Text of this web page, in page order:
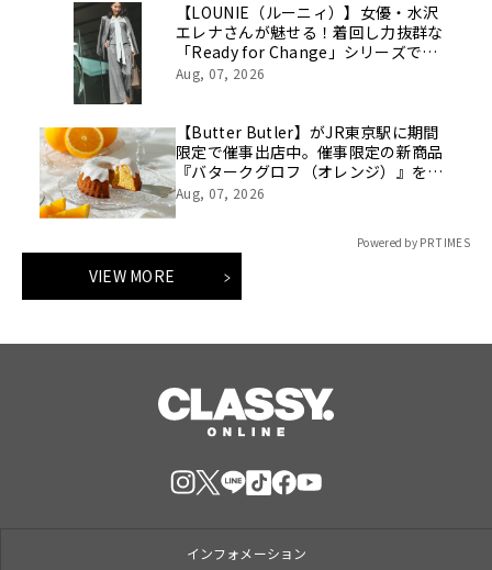
【LOUNIE（ルーニィ）】女優・水沢
エレナさんが魅せる！着回し力抜群な
「Ready for Change」シリーズでつ
くる「10daysスタイルを8/7(金)より
Aug, 07, 2026
【Butter Butler】がJR東京駅に期間
限定で催事出店中。催事限定の新商品
『バタークグロフ（オレンジ）』をご
用意してお待ちしております！
Aug, 07, 2026
Powered by PR TIMES
VIEW MORE
インフォメーション